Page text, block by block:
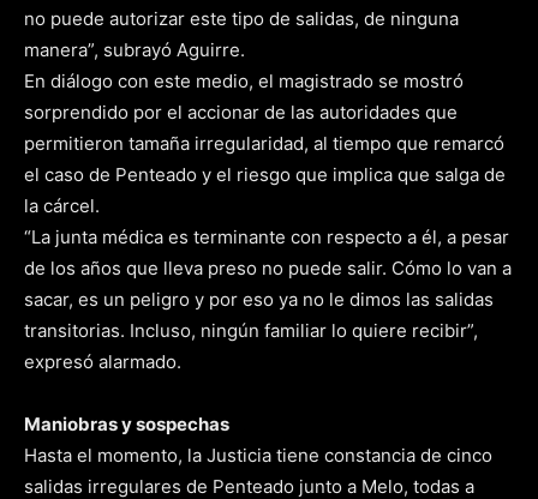
no puede autorizar este tipo de salidas, de ninguna
manera”, subrayó Aguirre.
En diálogo con este medio, el magistrado se mostró
sorprendido por el accionar de las autoridades que
permitieron tamaña irregularidad, al tiempo que remarcó
el caso de Penteado y el riesgo que implica que salga de
la cárcel.
“La junta médica es terminante con respecto a él, a pesar
de los años que lleva preso no puede salir. Cómo lo van a
sacar, es un peligro y por eso ya no le dimos las salidas
transitorias. Incluso, ningún familiar lo quiere recibir”,
expresó alarmado.
Maniobras y sospechas
Hasta el momento, la Justicia tiene constancia de cinco
salidas irregulares de Penteado junto a Melo, todas a